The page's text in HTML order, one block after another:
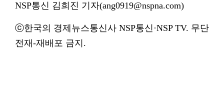
NSP통신 김희진 기자(ang0919@nspna.com)
ⓒ한국의 경제뉴스통신사 NSP통신·NSP TV. 무단
전재-재배포 금지.